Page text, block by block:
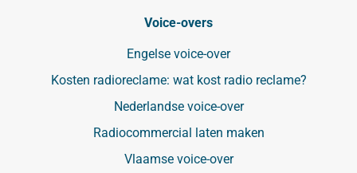
Voice-overs
Engelse voice-over
Kosten radioreclame: wat kost radio reclame?
Nederlandse voice-over
Radiocommercial laten maken
Vlaamse voice-over